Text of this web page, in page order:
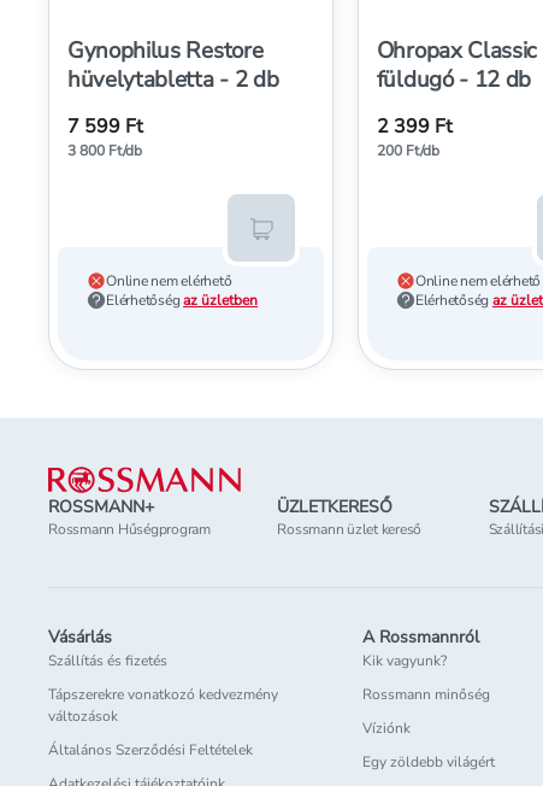
Gynophilus Restore
hüvelytabletta - 2 db
7 599 Ft
3 800 Ft/db
Online nem elérhető
Elérhetőségaz üzletben
Kosárba teszem
Ohropax Classic
füldugó - 12 db
2 399 Ft
200 Ft/db
Online nem elérhető
Elérhetőség az
Lábléc
ROSSMANN+
Rossmann Hűségprogram
ÜZLETKERESŐ
Rossmann üzlet kereső
Vásárlás
Szállítás és fizetés
Tápszerekre vonatkozó kedvezmény
változások
Általános Szerződési Feltételek
A Rossmannról
Kik vagyunk?
Rossmann minőség
Víziónk
Egy zöldebb világért